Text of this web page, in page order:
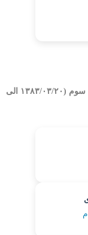
اعضای شورای اجرایی و بازرسین انجمن در دوره سوم (۱۳۸۳/۰۳/۲۰ الی